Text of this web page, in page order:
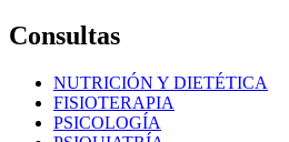
Consultas
NUTRICIÓN Y DIETÉTICA
FISIOTERAPIA
PSICOLOGÍA